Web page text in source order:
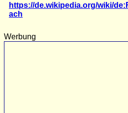
https://de.wikipedia.org/wiki/
ach
Werbung